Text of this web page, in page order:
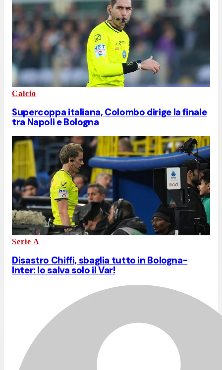
Calcio
Supercoppa italiana, Colombo dirige la finale
tra Napoli e Bologna
Serie A
Disastro Chiffi, sbaglia tutto in Bologna-
Inter: lo salva solo il Var!